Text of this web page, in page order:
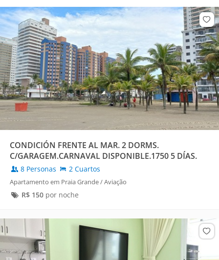
CONDICIÓN FRENTE AL MAR. 2 DORMS.
C/GARAGEM.CARNAVAL DISPONIBLE.1750 5 DÍAS.
8 Personas 2 Cuartos
Apartamento em Praia Grande / Aviação
R$ 150por noche